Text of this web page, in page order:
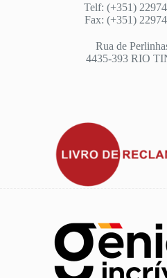
Telf: (+351)
Fax: (+351)
Rua de
4435-393 RIO